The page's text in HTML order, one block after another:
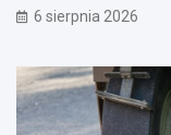
6 sierpnia 2026